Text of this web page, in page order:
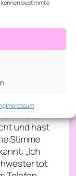
bestimmte
Impressum
der
wusste
vor drei
er am
war
hatte,
„Du
und hast
Stimme
„Ich
tot